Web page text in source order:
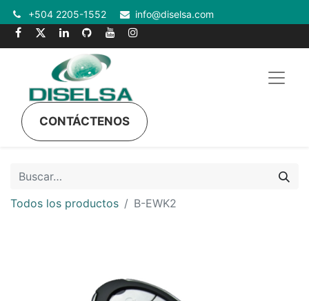
+504 2205-1552 info@diselsa.com
CONTÁCTENOS
Todos los productos B-EWK2